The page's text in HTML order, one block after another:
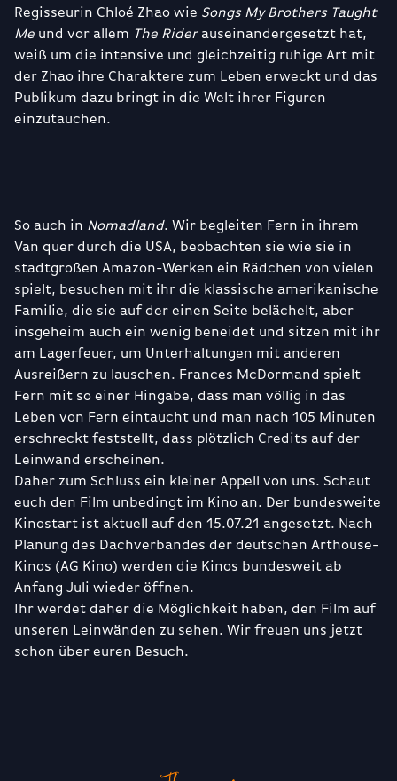
Regisseurin Chloé Zhao wie Songs My Brothers Taught
Me und vor allem The Riderauseinandergesetzt hat,
weiß um die intensive und gleichzeitig ruhige Art mit
der Zhao ihre Charaktere zum Leben erweckt und das
Publikum dazu bringt in die Welt ihrer Figuren
einzutauchen.
So auch in Nomadland. Wir begleiten Fern in ihrem
Van quer durch die USA, beobachten sie wie sie in
stadtgroßen Amazon-Werken ein Rädchen von vielen
spielt, besuchen mit ihr die klassische amerikanische
Familie, die sie auf der einen Seite belächelt, aber
insgeheim auch ein wenig beneidet und sitzen mit ihr
am Lagerfeuer, um Unterhaltungen mit anderen
Ausreißern zu lauschen. Frances McDormand spielt
Fern mit so einer Hingabe, dass man völlig in das
Leben von Fern eintaucht und man nach 105 Minuten
erschreckt feststellt, dass plötzlich Credits auf der
Leinwand erscheinen.
Daher zum Schluss ein kleiner Appell von uns. Schaut
euch den Film unbedingt im Kino an. Der bundesweite
Kinostart ist aktuell auf den 15.07.21 angesetzt. Nach
Planung des Dachverbandes der deutschen Arthouse-
Kinos (AG Kino) werden die Kinos bundesweit ab
Anfang Juli wieder öffnen.
Ihr werdet daher die Möglichkeit haben, den Film auf
unseren Leinwänden zu sehen. Wir freuen uns jetzt
schon über euren Besuch.